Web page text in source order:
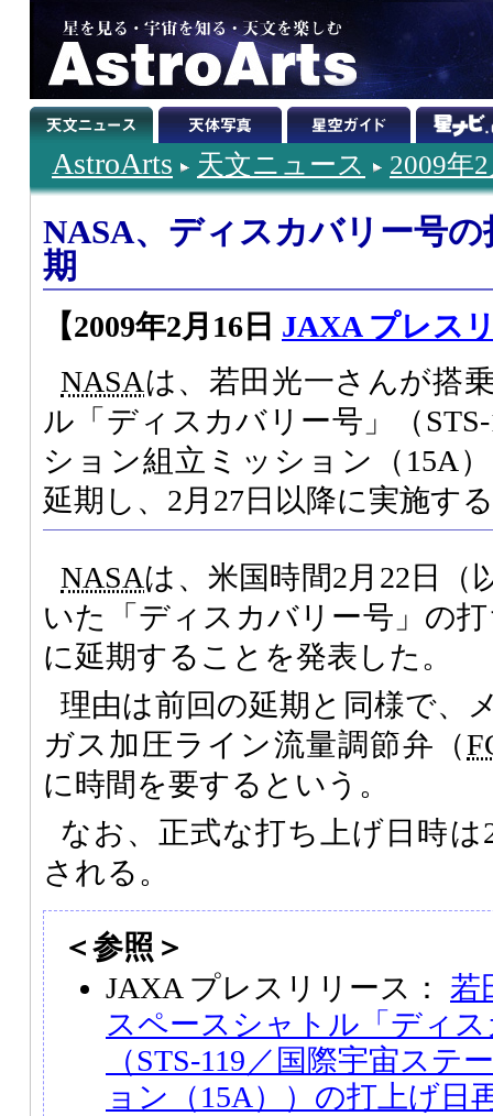
AstroArts 天文ニュース 2009年
NASA、ディスカバリー号
期
【2009年2月16日 JAXA プレス
NASAは、若田光一さんが搭
ル「ディスカバリー号」（
ション組立ミッション（15A
延期し、2月27日以降に実施す
NASAは、米国時間2月22日（
いた「ディスカバリー号」の
に延期することを発表した。
理由は前回の延期と同様で、
ガス加圧ライン流量調節弁（
に時間を要するという。
なお、正式な打ち上げ日時は
される。
＜参照＞
JAXA プレスリリース： 若
スペースシャトル「ディ
（STS-119／国際宇宙ステ
ョン（15A））の打上げ日